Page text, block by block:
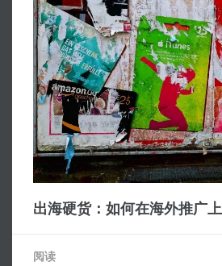
出海硬货：如何在海外推广
阅读